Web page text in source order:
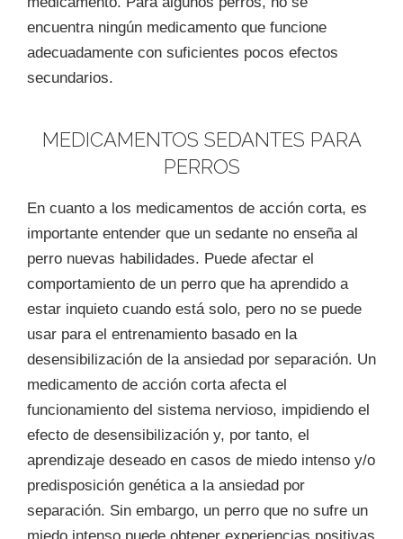
encuentra ningún medicamento que funcione
adecuadamente con suficientes pocos efectos
secundarios.
MEDICAMENTOS SEDANTES PARA
PERROS
En cuanto a los medicamentos de acción corta, es
importante entender que un sedante no enseña al
perro nuevas habilidades. Puede afectar el
comportamiento de un perro que ha aprendido a
estar inquieto cuando está solo, pero no se puede
usar para el entrenamiento basado en la
desensibilización de la ansiedad por separación. Un
medicamento de acción corta afecta el
funcionamiento del sistema nervioso, impidiendo el
efecto de desensibilización y, por tanto, el
aprendizaje deseado en casos de miedo intenso y/o
predisposición genética a la ansiedad por
separación. Sin embargo, un perro que no sufre un
miedo intenso puede obtener experiencias positivas